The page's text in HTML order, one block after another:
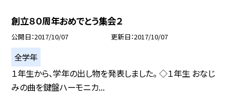
創立８０周年おめでとう集会２
公開日 2017/10/07 更新日 2017/10/07
全学年
１年生から、学年の出し物を発表しました。 ◇１年生 おなじ
みの曲を鍵盤ハーモニカ...